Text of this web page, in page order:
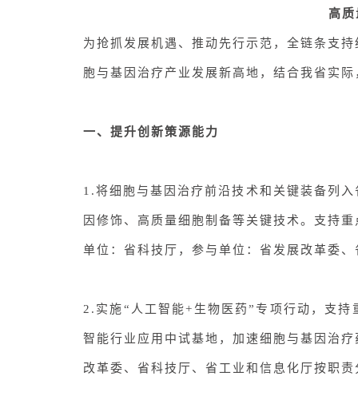
高
为抢抓发展机遇、推动先行示范 ，全链条支持
胞与基因治疗产业发展新高地 ， 结合我省实
一、 提升创新策源能力
1.将细胞与基因治疗前沿技术和关键装备列
因修饰、高质量细胞制备等关键技术。支持
单位：省科技厅，参与单位：省发展改革委
2.实施“人工智能+生物医药”专项行动，支
智能行业应用中试基地，加速细胞与基因治
改革委、省科技厅、省工业和信息化厅按职